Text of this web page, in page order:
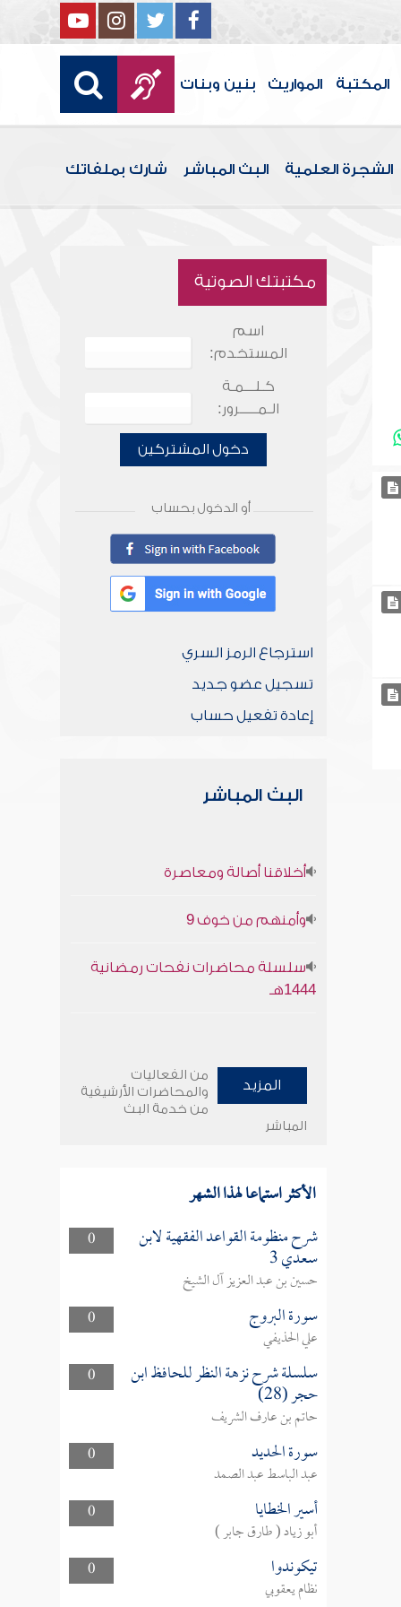
المكتبة المواريث بنين وبنات
الشجرة العلمية البث المباشر شارك بملفاتك
مكتبتك الصوتية
اسم
المستخدم:
كـلـــمـة
الـمـــــرور:
دخول المشتركين
أو الدخول بحساب
استرجاع الرمز السري
تسجيل عضو جديد
إعادة تفعيل حساب
البث المباشر
أخلاقنا أصالة ومعاصرة
وأمنهم من خوف 9
سلسلة محاضرات نفحات رمضانية
1444هـ
المزيد
من الفعاليات
والمحاضرات الأرشيفية
من خدمة البث
المباشر
الأكثر استماعا لهذا الشهر
0 شرح منظومة القواعد الفقهية لابن
سعدي 3
حسين بن عبد العزيز آل الشيخ
0
سورة البروج
علي الحذيفي
0
سلسلة شرح نزهة النظر للحافظ ابن
حجر (28)
حاتم بن عارف الشريف
0
سورة الحديد
عبد الباسط عبد الصمد
0
أسير الخطايا
أبو زياد ( طارق جابر )
0
تيكوندوا
نظام يعقوبي